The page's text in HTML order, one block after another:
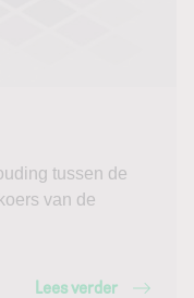
tussen de
van de
Lees verder